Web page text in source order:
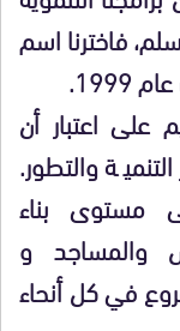
فاخترنا اسم
اعتبار أن
والتطور.
مستوى بناء
والمساجد و
في كل أنحاء